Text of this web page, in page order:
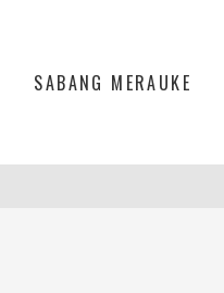
SABANG MERAUKE